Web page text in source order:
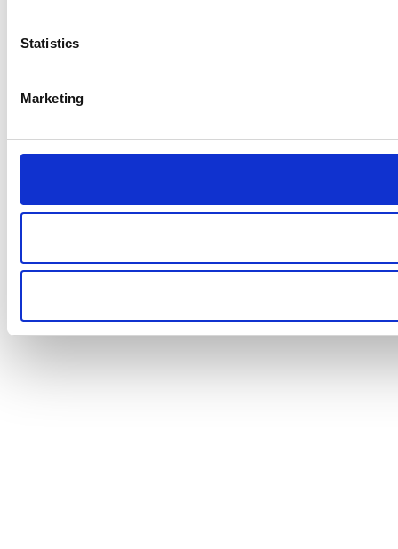
Statistics
Marketing